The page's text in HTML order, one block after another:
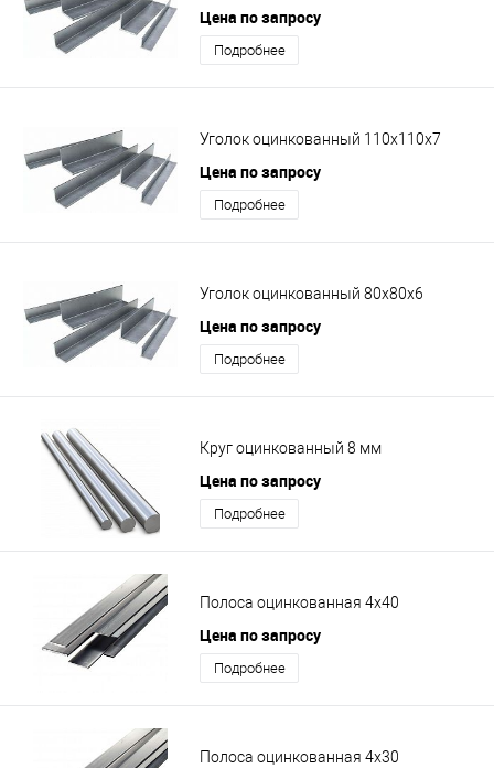
Цена по запросу
Подробнее
Уголок оцинкованный 110х110х7
Цена по запросу
Подробнее
Уголок оцинкованный 80х80х6
Цена по запросу
Подробнее
Круг оцинкованный 8 мм
Цена по запросу
Подробнее
Полоса оцинкованная 4х40
Цена по запросу
Подробнее
Полоса оцинкованная 4х30